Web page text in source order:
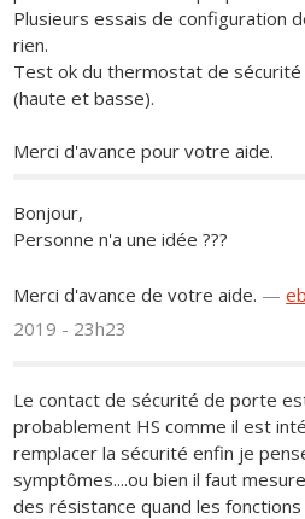
Plusieurs essais de configuration
rien.
Test ok du thermostat de
(haute et basse).
Merci d'avance pour votre aide.
Bonjour,
Personne n'a une idée ???
Merci d'avance de votre aide. —
2019 - 23h23
Le contact de sécurité de porte
probablement HS comme il est
remplacer la sécurité enfin je
symptômes....ou bien il faut
des résistance quand les